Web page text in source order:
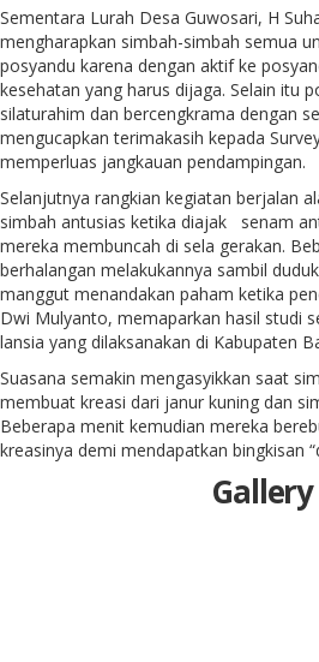
Sementara Lurah Desa Guwosari, H
mengharapkan simbah-simbah semua
posyandu karena dengan aktif ke
kesehatan yang harus dijaga. Selain itu
silaturahim dan bercengkrama dengan
mengucapkan terimakasih kepada
memperluas jangkauan pendampingan.
Selanjutnya rangkian kegiatan berjalan
simbah antusias ketika diajak senam
mereka membuncah di sela gerakan.
berhalangan melakukannya sambil
manggut menandakan paham ketika
Dwi Mulyanto, memaparkan hasil studi
lansia yang dilaksanakan di Kabupaten
Suasana semakin mengasyikkan saat
membuat kreasi dari janur kuning dan
Beberapa menit kemudian mereka
kreasinya demi mendapatkan bingkisan
Gallery